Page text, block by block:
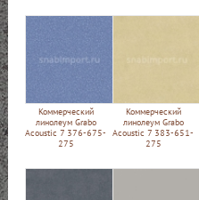
Коммерческий
линолеум Grabo
Acoustic 7 376-675-
275
Коммерческий
линолеум Grabo
Acoustic 7 383-651-
275